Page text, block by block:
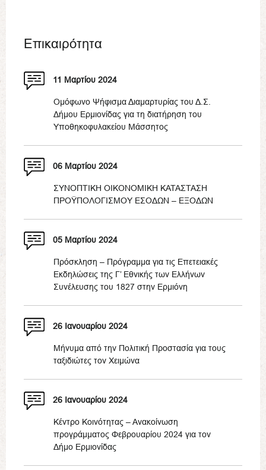
Επικαιρότητα
11 Μαρτίου 2024
Ομόφωνο Ψήφισμα Διαμαρτυρίας του Δ.Σ.
Δήμου Ερμιονίδας για τη διατήρηση του
Υποθηκοφυλακείου Μάσσητος
06 Μαρτίου 2024
ΣΥΝΟΠΤΙΚΗ ΟΙΚΟΝΟΜΙΚΗ ΚΑΤΑΣΤΑΣΗ
ΠΡΟΫΠΟΛΟΓΙΣΜΟΥ ΕΣΟΔΩΝ – ΕΞΟΔΩΝ
05 Μαρτίου 2024
Πρόσκληση – Πρόγραμμα για τις Επετειακές
Εκδηλώσεις της Γ’ Εθνικής των Ελλήνων
Συνέλευσης του 1827 στην Ερμιόνη
26 Ιανουαρίου 2024
Μήνυμα από την Πολιτική Προστασία για τους
ταξιδιώτες τον Χειμώνα
26 Ιανουαρίου 2024
Κέντρο Κοινότητας – Ανακοίνωση
προγράμματος Φεβρουαρίου 2024 για τον
Δήμο Ερμιονίδας